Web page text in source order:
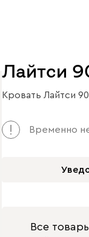
Лайтси
Кровать Лайтси
Временно
Все